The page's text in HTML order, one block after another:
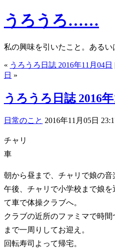
うろうろ……
私の興味を引いたこと。あるい
« うろうろ日誌 2016年11月04日
日 »
うろうろ日誌 2016年
日常のこと 2016年11月05日
チャリ
車
朝から昼まで、チャリで娘の音
午後、チャリで小学校まで娘
て車で体操クラブへ。
クラブの近所のファミマで時
まで一周りしてお迎え。
回転寿司よって帰宅。